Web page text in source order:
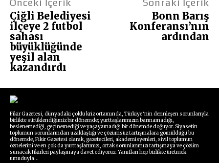
Önceki İçerik
Çiğli Belediyesi
ilçeye 2 futbol
sahası
büyüklüğünde
yeşil alan
kazandırdı
Sonraki İçerik
Bonn Barış
Konferansı’nın
ardından
Fikir Gazetesi, dünyadaki çoklu kriz ortamında, Türkiye’nin derinleşen sorunlarıyla
birlikte sürüklendiğimiz bir dönemde; yurttaşlarımızın barınamadığı,
beslenemediği, geçinemediği ve yaşayamadığı bir dönemde doğuyor. Siyasetin
toplumun sorunlarından uzaklaştığı ve çözümsüz tartışmalara gömüldüğü bu
dönemde, Fikir Gazetesi olarak, gazetecileri, akademisyenleri, sivil toplumun
öznelerini ve en çok da yurttaşlarımızı, ortak sorunlarımızı tartışmaya ve çözüm
sunacak fikirleri paylaşmaya davet ediyoruz. Yanıtları hep birlikte üretmek
umuduyla...